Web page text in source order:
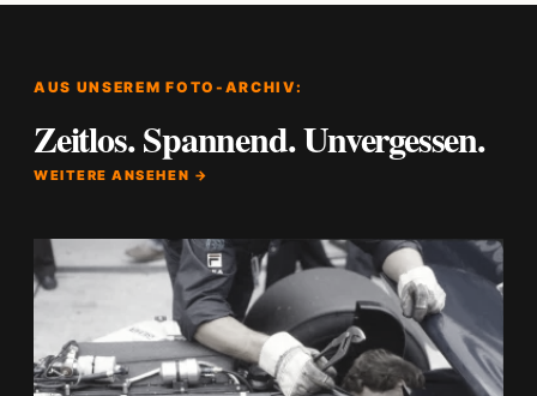
AUS UNSEREM FOTO-ARCHIV:
Zeitlos. Spannend. Unvergessen.
WEITERE ANSEHEN →